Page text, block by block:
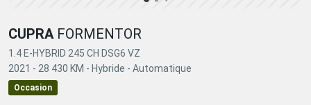
CUPRAFORMENTOR
1.4 E-HYBRID 245 CH DSG6 VZ
2021 - 28 430 KM - Hybride - Automatique
Occasion